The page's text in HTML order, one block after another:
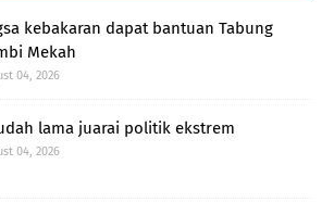
kebakaran dapat bantuan Tabung
Mekah
04, 2026
lama juarai politik ekstrem
04, 2026